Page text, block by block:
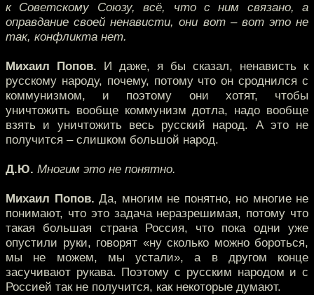
к Советскому Союзу, всё, что с ним связано, а
оправдание своей ненависти, они вот – вот это не
так, конфликта нет.
Михаил Попов. И даже, я бы сказал, ненависть к
русскому народу, почему, потому что он сроднился с
коммунизмом, и поэтому они хотят, чтобы
уничтожить вообще коммунизм дотла, надо вообще
взять и уничтожить весь русский народ. А это не
получится – слишком большой народ.
Д.Ю. Многим это не понятно.
Михаил Попов. Да, многим не понятно, но многие не
понимают, что это задача неразрешимая, потому что
такая большая страна Россия, что пока одни уже
опустили руки, говорят «ну сколько можно бороться,
мы не можем, мы устали», а в другом конце
засучивают рукава. Поэтому с русским народом и с
Россией так не получится, как некоторые думают.